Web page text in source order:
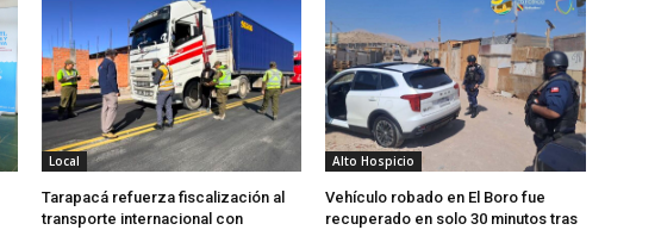
Local
Tarapacá refuerza fiscalización al
transporte internacional con
Alto Hospicio
Vehículo robado en El Boro fue
recuperado en solo 30 minutos tras